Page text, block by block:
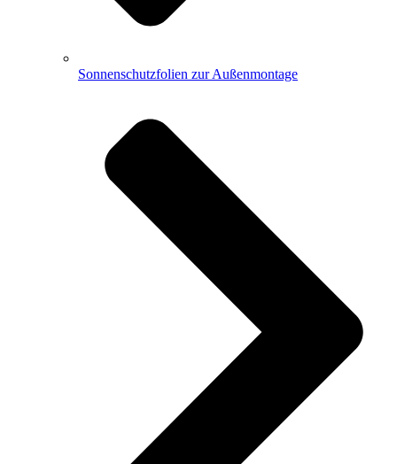
Sonnenschutzfolien zur Außenmontage